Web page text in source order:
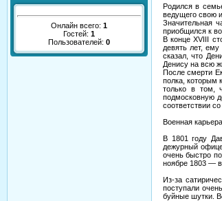
Онлайн всего: 1
Гостей: 1
Пользователей: 0
Родился в
ведущего свою
Значительная
приобщился к
В конце XVIII
девять лет,
сказал, что
Денису на всю
После смерти
полка, которым
только в том,
подмосковную
соответствии
Военная карьера
В 1801 году
дежурный
очень быстро
ноябре 1803 — в
Из-за
поступали
буйные шутки.